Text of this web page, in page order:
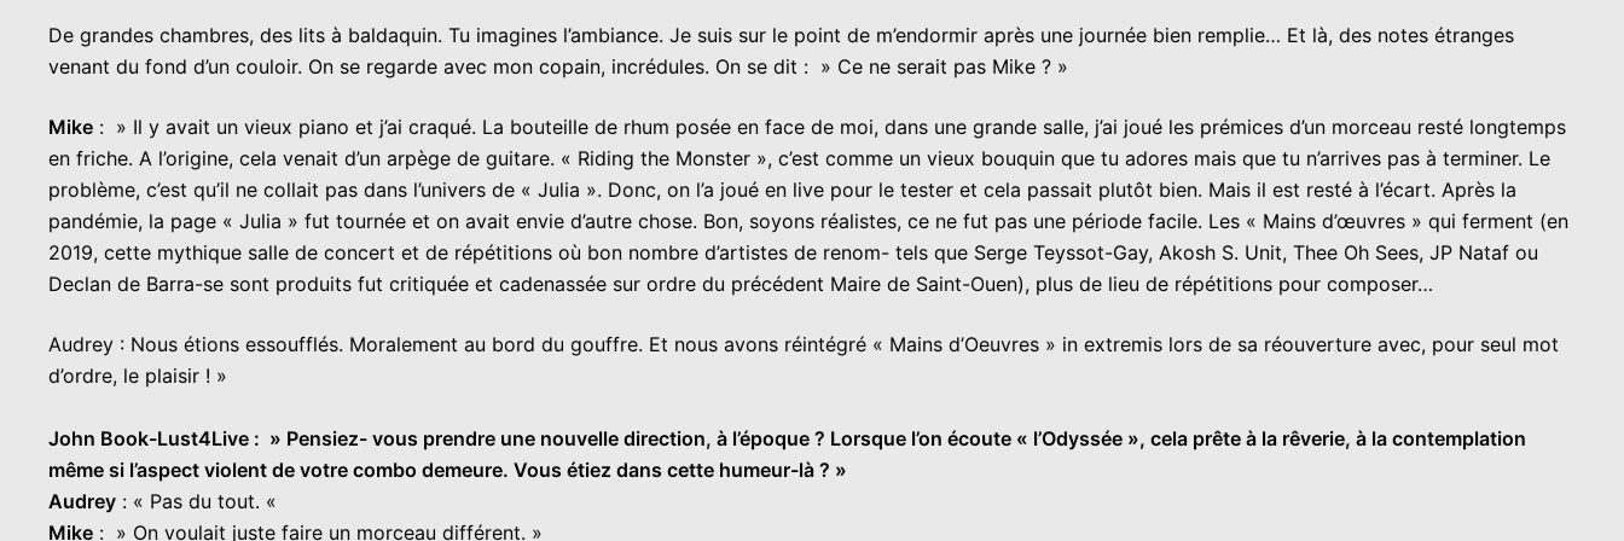
De grandes chambres, des lits à baldaquin. Tu imagines l’ambiance. Je suis sur le point de m’endormir après une journée bien remplie… Et là, des notes étranges
venant du fond d’un couloir. On se regarde avec mon copain, incrédules. On se dit : » Ce ne serait pas Mike ? »
Mike : » Il y avait un vieux piano et j’ai craqué. La bouteille de rhum posée en face de moi, dans une grande salle, j’ai joué les prémices d’un morceau resté longtemps
en friche. A l’origine, cela venait d’un arpège de guitare. « Riding the Monster », c’est comme un vieux bouquin que tu adores mais que tu n’arrives pas à terminer. Le
problème, c’est qu’il ne collait pas dans l’univers de « Julia ». Donc, on l’a joué en live pour le tester et cela passait plutôt bien. Mais il est resté à l’écart. Après la
pandémie, la page « Julia » fut tournée et on avait envie d’autre chose. Bon, soyons réalistes, ce ne fut pas une période facile. Les « Mains d’œuvres » qui ferment (en
2019, cette mythique salle de concert et de répétitions où bon nombre d’artistes de renom- tels que Serge Teyssot-Gay, Akosh S. Unit, Thee Oh Sees, JP Nataf ou
Declan de Barra-se sont produits fut critiquée et cadenassée sur ordre du précédent Maire de Saint-Ouen), plus de lieu de répétitions pour composer…
Audrey : Nous étions essoufflés. Moralement au bord du gouffre. Et nous avons réintégré « Mains d’Oeuvres » in extremis lors de sa réouverture avec, pour seul mot
d’ordre, le plaisir ! »
John Book-Lust4Live : » Pensiez- vous prendre une nouvelle direction, à l’époque ? Lorsque l’on écoute « l’Odyssée », cela prête à la rêverie, à la contemplation
même si l’aspect violent de votre combo demeure. Vous étiez dans cette humeur-là ? »
Audrey : « Pas du tout. «
Mike : » On voulait juste faire un morceau différent. »